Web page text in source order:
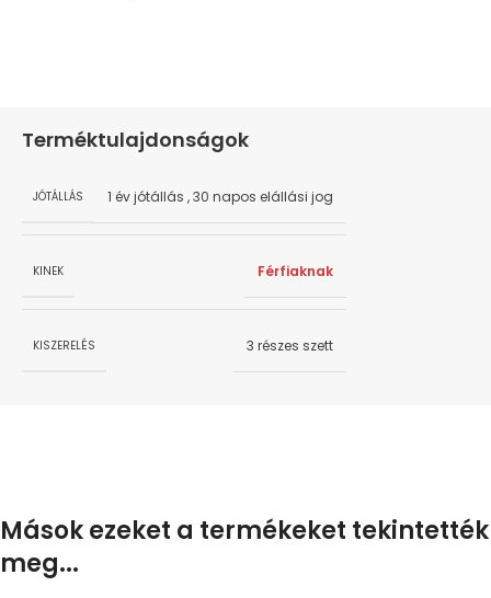
Terméktulajdonságok
JÓTÁLLÁS 1 év jótállás ,30 napos elállási jog
KINEK Férfiaknak
KISZERELÉS 3 részes szett
Mások ezeket a termékeket tekintették
meg...